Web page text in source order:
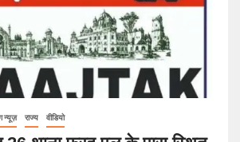
न्यूज़ राज्य वीडियो